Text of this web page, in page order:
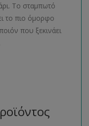
Το σταμπωτό
το πιο όμορφο
που ξεκινάει